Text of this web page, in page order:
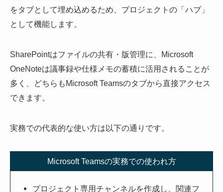
をタブとして埋め込めるため、プロジェクトの「ハブ」
として機能します。
SharePointはファイルの共有・版管理に、Microsoft
OneNoteは議事録や仕様メモの蓄積に活用されることが
多く、どちらもMicrosoft Teamsのタブから直接アクセス
できます。
実務での代表的な使い方は以下の通りです。
Microsoft Teamsの実務での使われ方
プロジェクト専用チャンネルを作成し、関連フ